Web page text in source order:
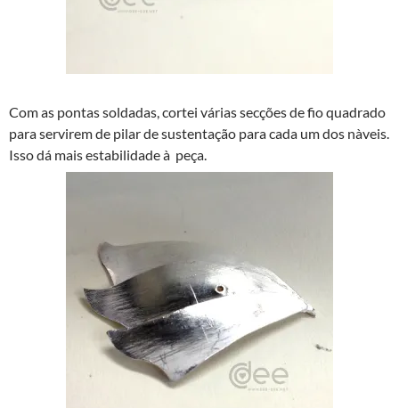
Com as pontas soldadas, cortei várias secções de fio quadrado
para servirem de pilar de sustentação para cada um dos nà­veis.
Isso dá mais estabilidade à peça.